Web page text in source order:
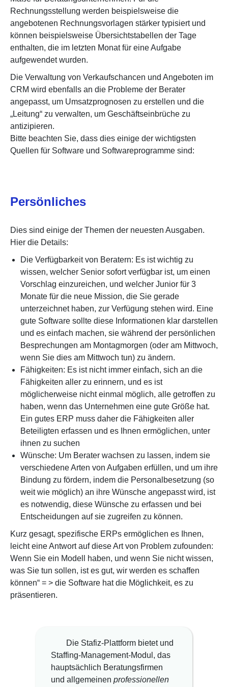
Rechnungsstellung werden beispielsweise die
angebotenen Rechnungsvorlagen stärker typisiert und
können beispielsweise Übersichtstabellen der Tage
enthalten, die im letzten Monat für eine Aufgabe
aufgewendet wurden.
Die Verwaltung von Verkaufschancen und Angeboten im
CRM wird ebenfalls an die Probleme der Berater
angepasst, um Umsatzprognosen zu erstellen und die
„Leitung“ zu verwalten, um Geschäftseinbrüche zu
antizipieren.
Bitte beachten Sie, dass dies einige der wichtigsten
Quellen für Software und Softwareprogramme sind:
Persönliches
Dies sind einige der Themen der neuesten Ausgaben.
Hier die Details:
Die Verfügbarkeit von Beratern: Es ist wichtig zu
wissen, welcher Senior sofort verfügbar ist, um einen
Vorschlag einzureichen, und welcher Junior für 3
Monate für die neue Mission, die Sie gerade
unterzeichnet haben, zur Verfügung stehen wird. Eine
gute Software sollte diese Informationen klar darstellen
und es einfach machen, sie während der persönlichen
Besprechungen am Montagmorgen (oder am Mittwoch,
wenn Sie dies am Mittwoch tun) zu ändern.
Fähigkeiten: Es ist nicht immer einfach, sich an die
Fähigkeiten aller zu erinnern, und es ist
möglicherweise nicht einmal möglich, alle getroffen zu
haben, wenn das Unternehmen eine gute Größe hat.
Ein gutes ERP muss daher die Fähigkeiten aller
Beteiligten erfassen und es Ihnen ermöglichen, unter
ihnen zu suchen
Wünsche: Um Berater wachsen zu lassen, indem sie
verschiedene Arten von Aufgaben erfüllen, und um ihre
Bindung zu fördern, indem die Personalbesetzung (so
weit wie möglich) an ihre Wünsche angepasst wird, ist
es notwendig, diese Wünsche zu erfassen und bei
Entscheidungen auf sie zugreifen zu können.
Kurz gesagt, spezifische ERPs ermöglichen es Ihnen,
leicht eine Antwort auf diese Art von Problem zufounden:
Wenn Sie ein Modell haben, und wenn Sie nicht wissen,
was Sie tun sollen, ist es gut, wir werden es schaffen
können“ = > die Software hat die Möglichkeit, es zu
präsentieren.
Die Stafiz-Plattform bietet und
Staffing-Management-Modul, das
hauptsächlich Beratungsfirmen
und allgemeinen professionellen